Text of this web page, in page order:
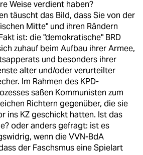
Weise verdient haben?
täuscht das Bild, dass Sie von der
Mitte" und ihren Rändern
ist: die "demokratische" BRD
zuhauf beim Aufbau ihrer Armee,
und besonders ihrer
alter und/oder verurteilter
Im Rahmen des KPD-
saßen Kommunisten zum
Richtern gegenüber, die sie
ins KZ geschickt hatten. Ist das
oder anders gefragt: ist es
wenn die VVN-BdA
der Faschsmus eine Spielart